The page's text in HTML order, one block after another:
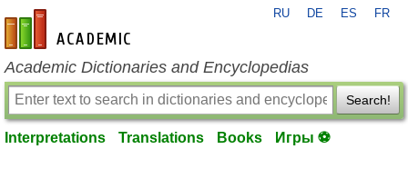
en-academic.com
RU DE ES FR
Academic Dictionaries and Encyclopedias
Search!
Interpretations Translations Books Игры ⚽